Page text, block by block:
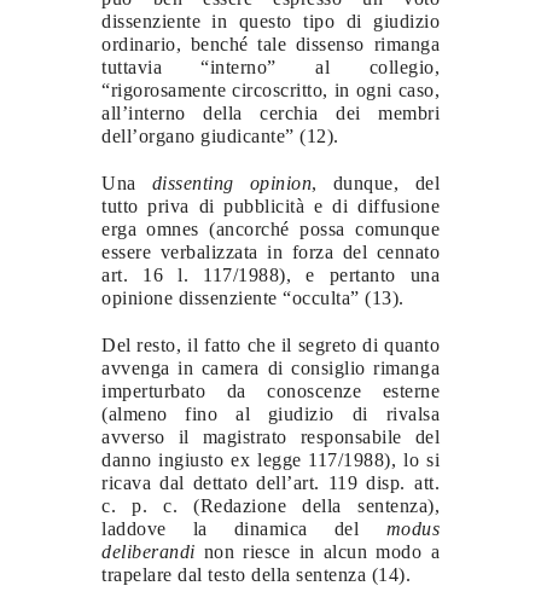
dissenziente in questo tipo di giudizio
ordinario, benché tale dissenso rimanga
tuttavia “interno” al collegio,
“rigorosamente circoscritto, in ogni caso,
all’interno della cerchia dei membri
dell’organo giudicante” (12).
Una dissenting opinion, dunque, del
tutto priva di pubblicità e di diffusione
erga omnes (ancorché possa comunque
essere verbalizzata in forza del cennato
art. 16 l. 117/1988), e pertanto una
opinione dissenziente “occulta” (13).
Del resto, il fatto che il segreto di quanto
avvenga in camera di consiglio rimanga
imperturbato da conoscenze esterne
(almeno fino al giudizio di rivalsa
avverso il magistrato responsabile del
danno ingiusto ex legge 117/1988), lo si
ricava dal dettato dell’art. 119 disp. att.
c. p. c. (Redazione della sentenza),
laddove la dinamica del modus
deliberandi non riesce in alcun modo a
trapelare dal testo della sentenza (14).